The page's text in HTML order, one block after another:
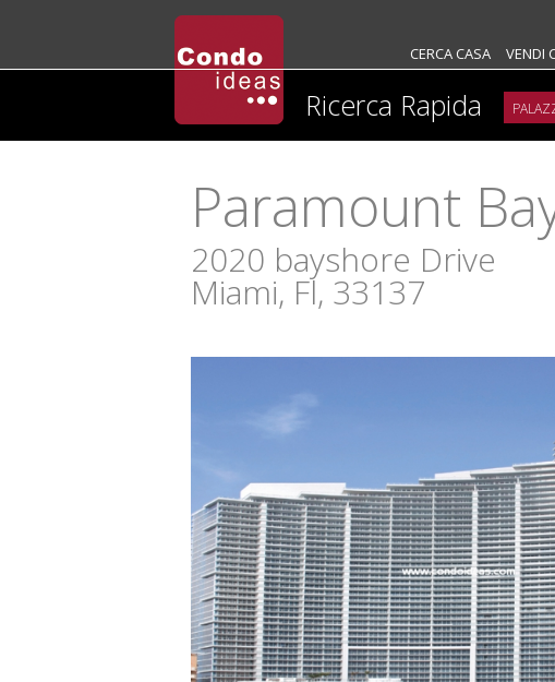
CERCA CASA VENDI
Ricerca Rapida
Paramount
2020 bayshore Drive
Miami, Fl, 33137